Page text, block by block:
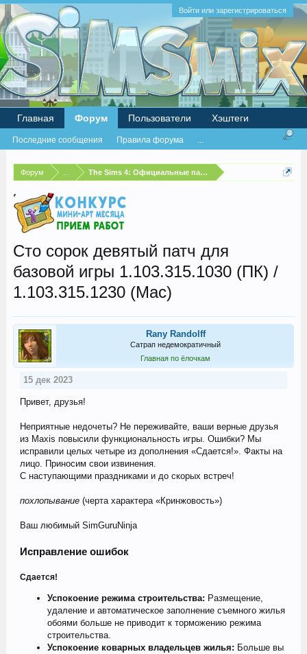
Войти или зарегистрироваться
Форум The Sims 4: Официальные патчи и бесплатные
Сто сорок девятый патч для
базовой игры 1.103.315.1030 (ПК) /
1.103.315.1230 (Mac)
Rany Randolff
Сатрап недемократичный
Главная по ёлочкам
15 дек 2023
Привет, друзья!
Неприятные недочеты? Не переживайте, ваши верные друзья
из Maxis повысили функциональность игры. Ошибки? Мы
исправили целых четыре из дополнения «Сдается!». Факты на
лицо. Приносим свои извинения.
С наступающими праздниками и до скорых встреч!
похлопывание(черта характера «Кринжовость»)
Ваш любимый SimGuruNinja
Исправление ошибок
Сдается!
Успокоение режима строительства: Размещение,
удаление и автоматическое заполнение съемного жилья
обоями больше не приводит к торможению режима
строительства.
Успокоение коварных владельцев жилья: Больше вы
Главная Форум
Последние сообщения Правила форума ...
Пользователи Хэштеги